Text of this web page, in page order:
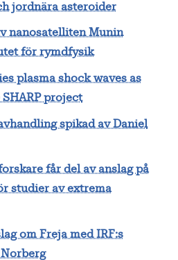
jordnära asteroider
nanosatelliten Munin
för rymdfysik
plasma shock waves as
project
spikad av Daniel
får del av anslag på
studier av extrema
om Freja med IRF:s